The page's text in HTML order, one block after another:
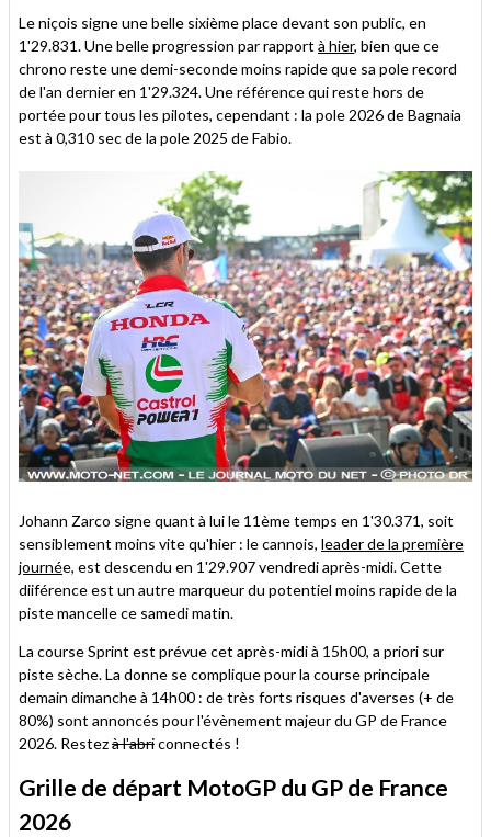
Le niçois signe une belle sixième place devant son public, en
1'29.831. Une belle progression par rapport à hier, bien que ce
chrono reste une demi-seconde moins rapide que sa pole record
de l'an dernier en 1'29.324. Une référence qui reste hors de
portée pour tous les pilotes, cependant : la pole 2026 de Bagnaia
est à 0,310 sec de la pole 2025 de Fabio.
Johann Zarco signe quant à lui le 11ème temps en 1'30.371, soit
sensiblement moins vite qu'hier : le cannois, leader de la première
journée, est descendu en 1'29.907 vendredi après-midi. Cette
diiférence est un autre marqueur du potentiel moins rapide de la
piste mancelle ce samedi matin.
La course Sprint est prévue cet après-midi à 15h00, a priori sur
piste sèche. La donne se complique pour la course principale
demain dimanche à 14h00 : de très forts risques d'averses (+ de
80%) sont annoncés pour l'évènement majeur du GP de France
2026. Restezà l'abriconnectés !
Grille de départ MotoGP du GP de France
2026